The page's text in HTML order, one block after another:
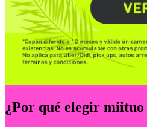
¿Por qué elegir miituo